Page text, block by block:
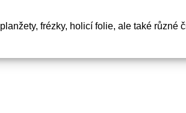
frézky, holicí folie, ale také různé